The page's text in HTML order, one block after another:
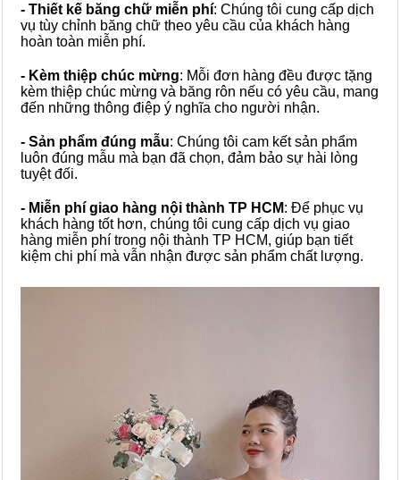
- Thiết kế băng chữ miễn phí: Chúng tôi cung cấp dịch
vụ tùy chỉnh băng chữ theo yêu cầu của khách hàng
hoàn toàn miễn phí.
- Kèm thiệp chúc mừng: Mỗi đơn hàng đều được tặng
kèm thiệp chúc mừng và băng rôn nếu có yêu cầu, mang
đến những thông điệp ý nghĩa cho người nhận.
- Sản phẩm đúng mẫu: Chúng tôi cam kết sản phẩm
luôn đúng mẫu mà bạn đã chọn, đảm bảo sự hài lòng
tuyệt đối.
- Miễn phí giao hàng nội thành TP HCM: Để phục vụ
khách hàng tốt hơn, chúng tôi cung cấp dịch vụ giao
hàng miễn phí trong nội thành TP HCM, giúp bạn tiết
kiệm chi phí mà vẫn nhận được sản phẩm chất lượng.